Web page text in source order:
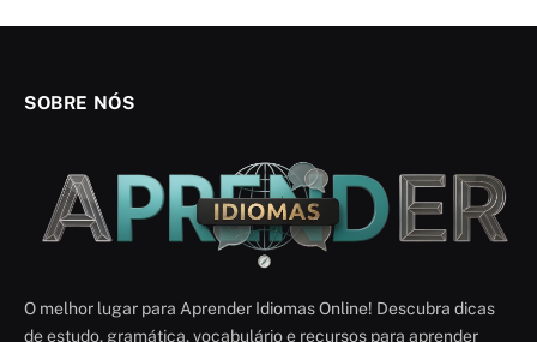
SOBRE NÓS
O melhor lugar para Aprender Idiomas Online! Descubra dicas
de estudo, gramática, vocabulário e recursos para aprender